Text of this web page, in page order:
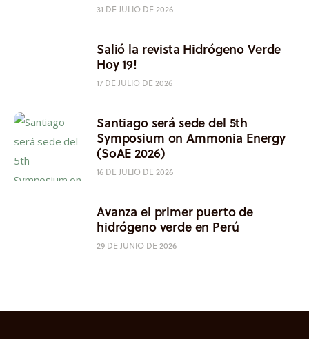
31 DE JULIO DE 2026
Salió la revista Hidrógeno Verde
Hoy 19!
17 DE JULIO DE 2026
Santiago será sede del 5th
Symposium on Ammonia Energy
(SoAE 2026)
16 DE JULIO DE 2026
Avanza el primer puerto de
hidrógeno verde en Perú
29 DE JUNIO DE 2026